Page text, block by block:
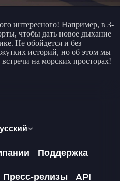
интересного! Например, в 3-
чтобы дать новое дыхание
Не обойдется и без
историй, но об этом мы
на морских просторах!